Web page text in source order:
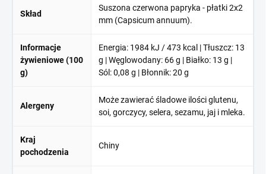
Skład
Suszona czerwona papryka - płatki 2x2
mm (Capsicum annuum).
Informacje
żywieniowe (100
g)
Energia: 1984 kJ / 473 kcal | Tłuszcz: 13
g | Węglowodany: 66 g | Białko: 13 g |
Sól: 0,08 g | Błonnik: 20 g
Alergeny
Może zawierać śladowe ilości glutenu,
soi, gorczycy, selera, sezamu, jaj i mleka.
Kraj
pochodzenia
Chiny